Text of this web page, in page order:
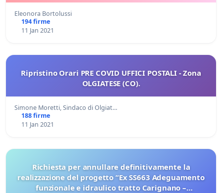
Eleonora Bortolussi
194 firme
11 Jan 2021
Ripristino Orari PRE COVID UFFICI POSTALI - Zona
OLGIATESE (CO).
Simone Moretti, Sindaco di Olgiat…
188 firme
11 Jan 2021
Richiesta per annullare definitivamente la
realizzazione del progetto “Ex SS663 Adeguamento
funzionale e idraulico tratto Carignano –